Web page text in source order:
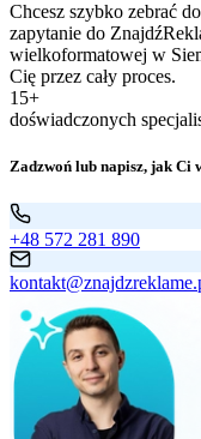
Chcesz szybko zebrać
zapytanie do
wielkoformatowej w
Cię przez cały proces.
15+
doświadczonych
Zadzwoń lub napisz, jak Ci
+48 572 281 890